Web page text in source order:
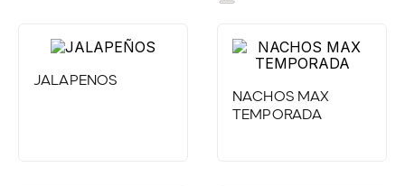
JALAPEÑOS
NACHOS MAX
TEMPORADA